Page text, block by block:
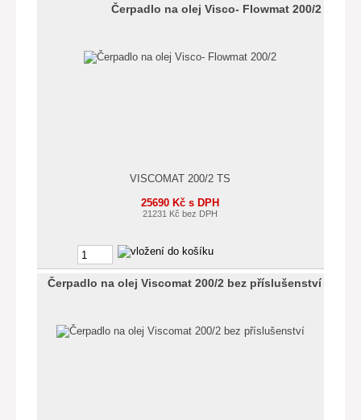
Čerpadlo na olej Visco- Flowmat 200/2
VISCOMAT 200/2 TS
25690 Kč s DPH
21231 Kč bez DPH
Čerpadlo na olej Viscomat 200/2 bez příslušenství